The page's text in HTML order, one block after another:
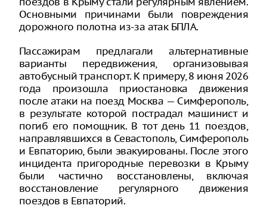
Основными причинами были повреждения
дорожного полотна из-за атак БПЛА.
Пассажирам предлагали альтернативные
варианты передвижения, организовывая
автобусный транспорт. К примеру, 8 июня 2026
года произошла приостановка движения
после атаки на поезд Москва — Симферополь,
в результате которой пострадал машинист и
погиб его помощник. В тот день 11 поездов,
направлявшихся в Севастополь, Симферополь
и Евпаторию, были эвакуированы. После этого
инцидента пригородные перевозки в Крыму
были частично восстановлены, включая
восстановление регулярного движения
поездов в Евпаторий.